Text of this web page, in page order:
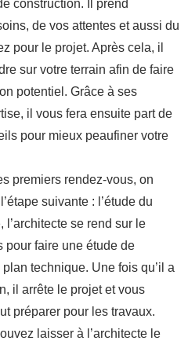
construction. Il prend
de vos attentes et aussi du
pour le projet. Après cela, il
sur votre terrain afin de faire
potentiel. Grâce à ses
il vous fera ensuite part de
pour mieux peaufiner votre
premiers rendez-vous, on
suivante : l’étude du
l’architecte se rend sur le
pour faire une étude de
technique. Une fois qu’il a
il arrête le projet et vous
préparer pour les travaux.
laisser à l’architecte le